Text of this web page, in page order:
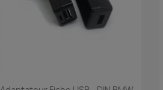
Aperçu rapide